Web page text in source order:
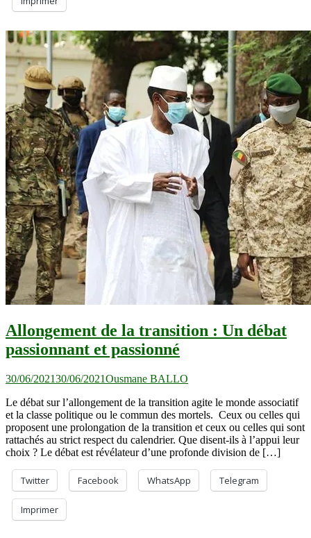
Allongement de la transition : Un débat
passionnant et passionné
30/06/202130/06/2021Ousmane BALLO
Le débat sur l’allongement de la transition agite le monde associatif
et la classe politique ou le commun des mortels. Ceux ou celles qui
proposent une prolongation de la transition et ceux ou celles qui sont
rattachés au strict respect du calendrier. Que disent-ils à l’appui leur
choix ? Le débat est révélateur d’une profonde division de […]
Twitter Facebook WhatsApp Telegram
Imprimer